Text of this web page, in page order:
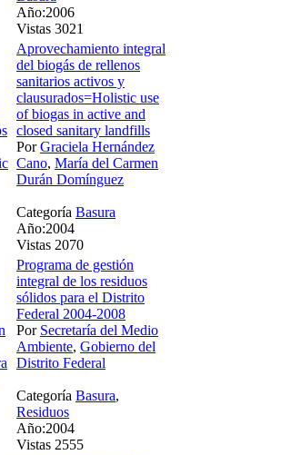
Año:2006
Vistas 3021
Aprovechamiento integral
del biogás de rellenos
sanitarios activos y
clausurados=Holistic use
of biogas in active and
closed sanitary landfills
PorGraciela Hernández
Cano, María del Carmen
Durán Domínguez
Categoría Basura
Año:2004
Vistas 2070
Programa de gestión
integral de los residuos
sólidos para el Distrito
Federal 2004-2008
Por Secretaría del Medio
Ambiente, Gobierno del
Distrito Federal
Categoría Basura,
Residuos
Año:2004
Vistas 2555